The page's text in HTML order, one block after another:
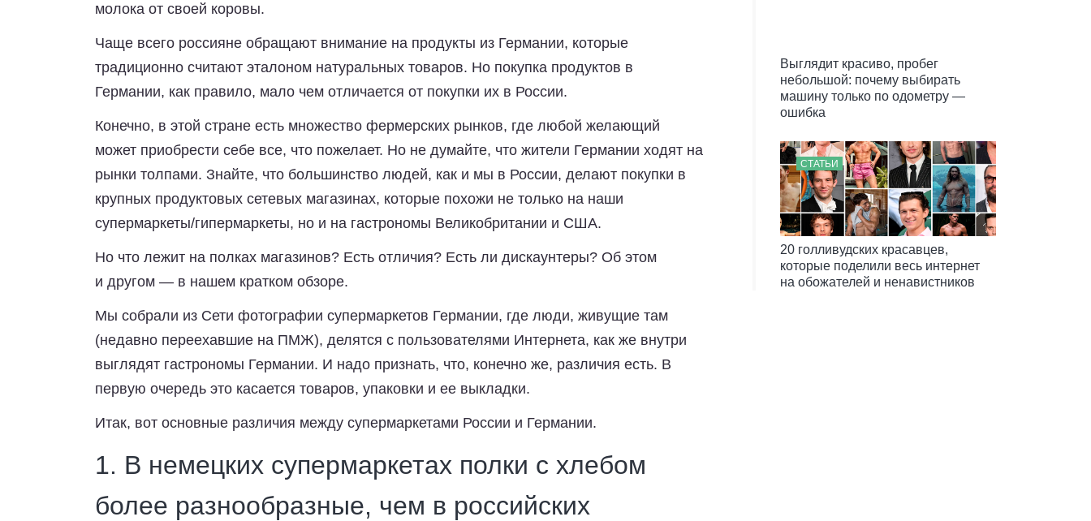
молока от своей коровы.
Чаще всего россияне обращают внимание на продукты из Германии, которые
традиционно считают эталоном натуральных товаров. Но покупка продуктов в
Германии, как правило, мало чем отличается от покупки их в России.
Конечно, в этой стране есть множество фермерских рынков, где любой желающий
может приобрести себе все, что пожелает. Но не думайте, что жители Германии ходят на
рынки толпами. Знайте, что большинство людей, как и мы в России, делают покупки в
крупных продуктовых сетевых магазинах, которые похожи не только на наши
супермаркеты/гипермаркеты, но и на гастрономы Великобритании и США.
Но что лежит на полках магазинов? Есть отличия? Есть ли дискаунтеры? Об этом
и другом — в нашем кратком обзоре.
Мы собрали из Сети фотографии супермаркетов Германии, где люди, живущие там
(недавно переехавшие на ПМЖ), делятся с пользователями Интернета, как же внутри
выглядят гастрономы Германии. И надо признать, что, конечно же, различия есть. В
первую очередь это касается товаров, упаковки и ее выкладки.
Итак, вот основные различия между супермаркетами России и Германии.
1. В немецких супермаркетах полки с хлебом
более разнообразные, чем в российских
Выглядит красиво, пробег
небольшой: почему выбирать
машину только по одометру —
ошибка
СТАТЬИ
20 голливудских красавцев,
которые поделили весь интернет
на обожателей и ненавистников